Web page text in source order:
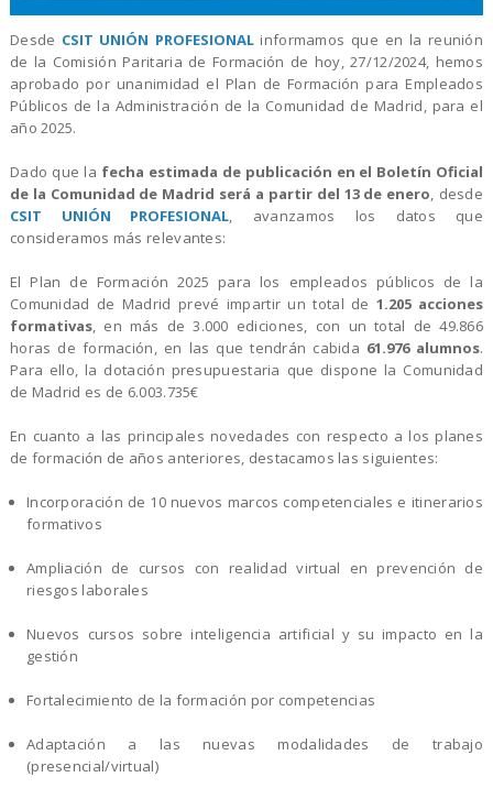
Desde CSIT UNIÓN PROFESIONALinformamos que en la reunión
de la Comisión Paritaria de Formación de hoy, 27/12/2024, hemos
aprobado por unanimidad el Plan de Formación para Empleados
Públicos de la Administración de la Comunidad de Madrid, para el
año 2025.
Dado que la fecha estimada de publicación en el Boletín Oficial
de la Comunidad de Madrid será a partir del 13 de enero, desde
CSIT UNIÓN PROFESIONAL, avanzamos los datos que
consideramos más relevantes:
El Plan de Formación 2025 para los empleados públicos de la
Comunidad de Madrid prevé impartir un total de1.205 acciones
formativas, en más de 3.000 ediciones, con un total de 49.866
horas de formación, en las que tendrán cabida 61.976 alumnos.
Para ello, la dotación presupuestaria que dispone la Comunidad
de Madrid es de 6.003.735€
En cuanto a las principales novedades con respecto a los planes
de formación de años anteriores, destacamos las siguientes:
Incorporación de 10 nuevos marcos competenciales e itinerarios
formativos
Ampliación de cursos con realidad virtual en prevención de
riesgos laborales
Nuevos cursos sobre inteligencia artificial y su impacto en la
gestión
Fortalecimiento de la formación por competencias
Adaptación a las nuevas modalidades de trabajo
(presencial/virtual)